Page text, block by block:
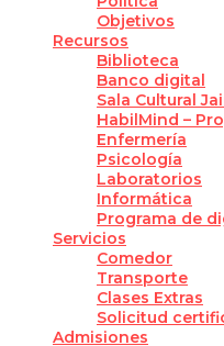
Objetivos
Recursos
Biblioteca
Banco digital
Sala Cultural
HabilMind –
Enfermería
Psicología
Laboratorios
Informática
Programa de
Servicios
Comedor
Transporte
Clases Extras
Solicitud
Admisiones